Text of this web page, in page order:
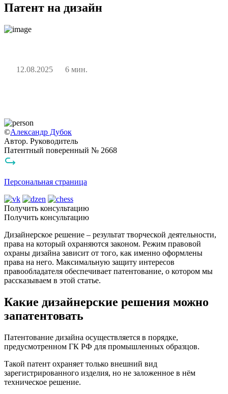
Патент на дизайн
12.08.2025 6 мин.
©Александр Дубок
Автор. Руководитель
Патентный поверенный № 2668
Персональная страница
Получить консультацию
Получить консультацию
Дизайнерское решение – результат творческой деятельности,
права на который охраняются законом. Режим правовой
охраны дизайна зависит от того, как именно оформлены
права на него. Максимальную защиту интересов
правообладателя обеспечивает патентование, о котором мы
рассказываем в этой статье.
Какие дизайнерские решения можно
запатентовать
Патентование дизайна осуществляется в порядке,
предусмотренном ГК РФ для промышленных образцов.
Такой патент охраняет только внешний вид
зарегистрированного изделия, но не заложенное в нём
техническое решение.